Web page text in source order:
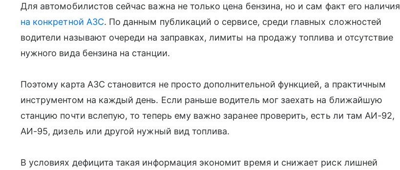
Для автомобилистов сейчас важна не только цена бензина, но и сам факт его наличия
на конкретной АЗС. По данным публикаций о сервисе, среди главных сложностей
водители называют очереди на заправках, лимиты на продажу топлива и отсутствие
нужного вида бензина на станции.
Поэтому карта АЗС становится не просто дополнительной функцией, а практичным
инструментом на каждый день. Если раньше водитель мог заехать на ближайшую
станцию почти вслепую, то теперь ему важно заранее проверить, есть ли там АИ-92,
АИ-95, дизель или другой нужный вид топлива.
В условиях дефицита такая информация экономит время и снижает риск лишней